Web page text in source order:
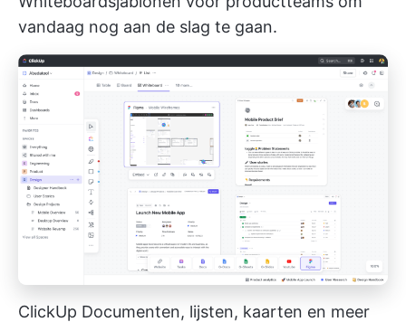
vandaag nog aan de slag te gaan.
ClickUp Documenten, lijsten, kaarten en meer